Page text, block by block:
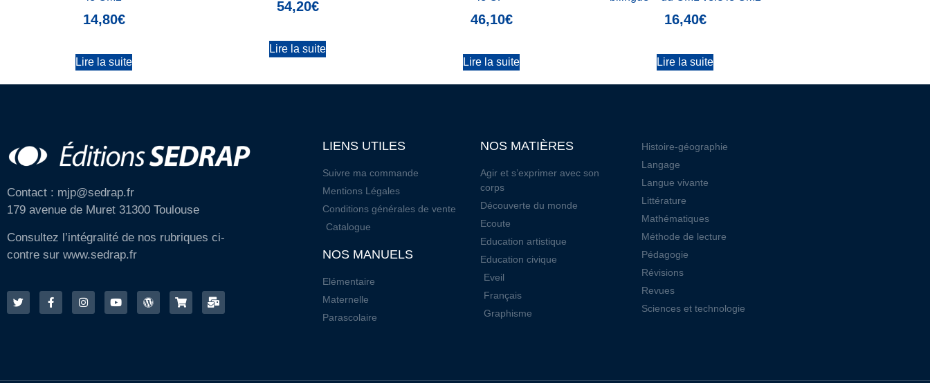
14,80€
Lire la suite
54,20€
Lire la suite
46,10€
Lire la suite
16,40€
Lire la suite
Contact : mjp@sedrap.fr
179 avenue de Muret 31300 Toulouse
Consultez l’intégralité de nos rubriques ci-
contre sur www.sedrap.fr
LIENS UTILES
Suivre ma commande
Mentions Légales
Conditions générales de vente
Catalogue
NOS MANUELS
Elémentaire
Maternelle
Parascolaire
NOS MATIÈRES
Agir et s’exprimer avec son
corps
Découverte du monde
Ecoute
Education artistique
Education civique
Eveil
Français
Graphisme
Histoire-géographie
Langage
Langue vivante
Littérature
Mathématiques
Méthode de lecture
Pédagogie
Révisions
Revues
Sciences et technologie